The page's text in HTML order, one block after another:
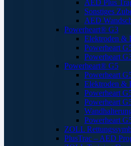
AED Plus
Sonstiges
AED
Powerheart® G3
Elektroden &
Powerheart
Powerheart
Powerheart® G5
Powerheart
Elektroden &
Powerheart
Powerheart
Powerheart
ZOLL
PlusTrac – AED